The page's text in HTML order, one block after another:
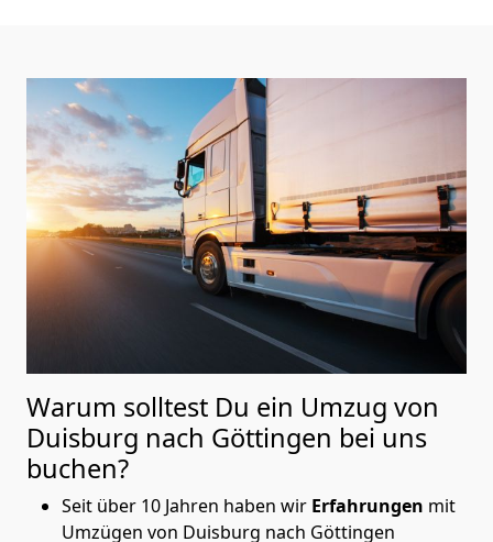
Warum solltest Du ein Umzug von
Duisburg nach Göttingen bei uns
buchen?
Seit über 10 Jahren haben wir Erfahrungen mit
Umzügen von Duisburg nach Göttingen